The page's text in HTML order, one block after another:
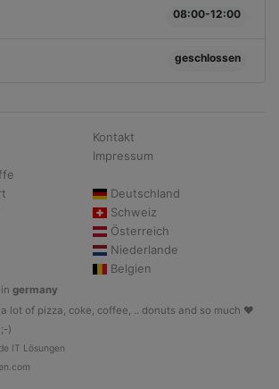
08:00-12:00
geschlossen
Kontakt
Impressum
Deutschland
Schweiz
Österreich
Niederlande
Belgien
germany
lot of pizza, coke, coffee, .. donuts and so much ♥
)
IT Lösungen